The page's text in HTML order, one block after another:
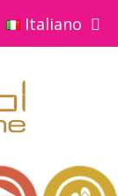
Italiano